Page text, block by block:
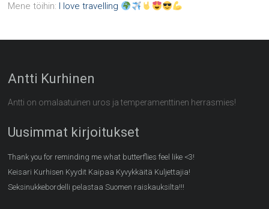
Mene töihin: I love travelling
Antti Kurhinen
Antti on omalaatuinen uros ja temperamenttinen herrasmies!
Uusimmat kirjoitukset
Thank you for reminding me what butterflies feel like <3!
Keisari Kurhisen Kyydit Kaipaa Kyvykkäitä Kuljettajia!
Seksinukkebordelli pelastaa Suomen raiskauksilta!!!